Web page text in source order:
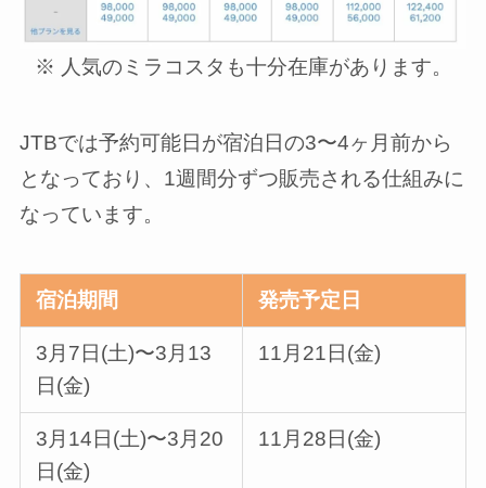
※ 人気のミラコスタも十分在庫があります。
JTBでは予約可能日が宿泊日の3〜4ヶ月前から
となっており、1週間分ずつ販売される仕組みに
なっています。
宿泊期間 発売予定日
3月7日(土)〜3月13
日(金)
11月21日(金)
3月14日(土)〜3月20
日(金)
11月28日(金)